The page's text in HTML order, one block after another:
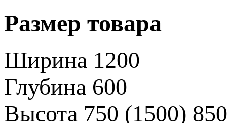
Размер товара
Ширина 1200
Глубина 600
Высота 750 (1500)